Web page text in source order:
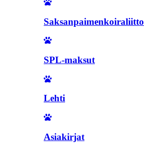
Saksanpaimenkoiraliitto
SPL-maksut
Lehti
Asiakirjat